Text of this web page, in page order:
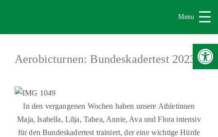
Menu
Aerobicturnen: Bundeskadertest 2023
In den vergangenen Wochen haben unsere Athletinnen
Maja, Isabella, Lilja, Tabea, Annie, Ava und Flora intensiv
für den Bundeskadertest trainiert, der eine wichtige Hürde